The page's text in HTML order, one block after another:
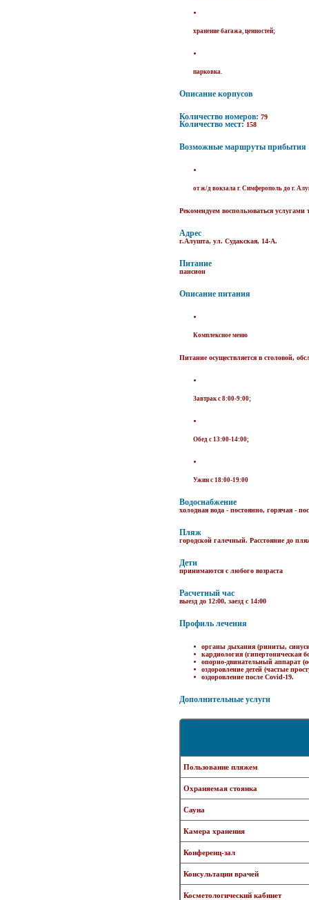
хранение багажа, ценностей;
парковка.
Описание корпусов
Количество номеров: 79
Количество мест: 158
Возможные маршруты прибытия
от ж/д вокзала г. Симферополь до г.
Рекомендуем воспользоваться услугами
Адрес
г.Алушта, ул. Судакская, 14-А.
Питание
пансион
Описание питания
Комплексное меню
Питание осуществляется в столовой,
Завтрак с 8:00-9:00;
Обед с 13:00-14:00;
Ужин с 18:00-19:00
Водоснабжение
холодная вода - постоянно, горячая -
Пляж
городской галечный. Расстояние до
Дети
принимаются с любого возраста
Расчетный час
выезд до 12:00, заезд с 14:00
Профиль лечения
органы дыхания (риниты,
кардиология (гипертоническая
опорно-двинательный аппарат
оздоровление детей (частые
оздоровление после Covid-19.
Дополнительные услуги
Пользование пляжем
Охраняемая стоянка
Сауна
Камера хранения
Конференц-зал
Консультации врачей
Косметологический кабинет